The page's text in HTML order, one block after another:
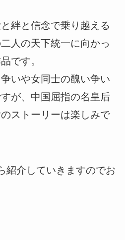
絆と信念で乗り越える
人の天下統一に向かっ
です。
いや女同士の醜い争い
が、中国屈指の名皇后
ストーリーは楽しみで
紹介していきますのでお